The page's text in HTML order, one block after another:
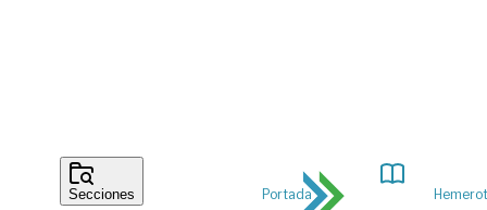
Secciones Portada